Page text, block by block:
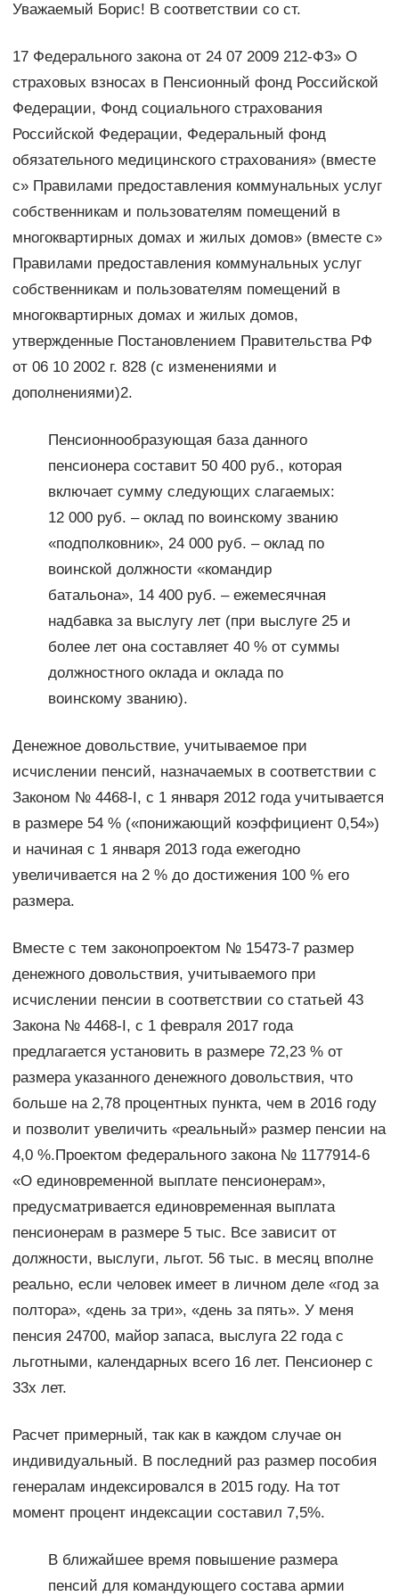
Уважаемый Борис! В соответствии со ст.
17 Федерального закона от 24 07 2009 212-ФЗ» О
страховых взносах в Пенсионный фонд Российской
Федерации, Фонд социального страхования
Российской Федерации, Федеральный фонд
обязательного медицинского страхования» (вместе
с» Правилами предоставления коммунальных услуг
собственникам и пользователям помещений в
многоквартирных домах и жилых домов» (вместе с»
Правилами предоставления коммунальных услуг
собственникам и пользователям помещений в
многоквартирных домах и жилых домов,
утвержденные Постановлением Правительства РФ
от 06 10 2002 г. 828 (с изменениями и
дополнениями)2.
Пенсионнообразующая база данного
пенсионера составит 50 400 руб., которая
включает сумму следующих слагаемых:
12 000 руб. – оклад по воинскому званию
«подполковник», 24 000 руб. – оклад по
воинской должности «командир
батальона», 14 400 руб. – ежемесячная
надбавка за выслугу лет (при выслуге 25 и
более лет она составляет 40 % от суммы
должностного оклада и оклада по
воинскому званию).
Денежное довольствие, учитываемое при
исчислении пенсий, назначаемых в соответствии с
Законом № 4468-I, с 1 января 2012 года учитывается
в размере 54 % («понижающий коэффициент 0,54»)
и начиная с 1 января 2013 года ежегодно
увеличивается на 2 % до достижения 100 % его
размера.
Вместе с тем законопроектом № 15473-7 размер
денежного довольствия, учитываемого при
исчислении пенсии в соответствии со статьей 43
Закона № 4468-I, с 1 февраля 2017 года
предлагается установить в размере 72,23 % от
размера указанного денежного довольствия, что
больше на 2,78 процентных пункта, чем в 2016 году
и позволит увеличить «реальный» размер пенсии на
4,0 %.Проектом федерального закона № 1177914-6
«О единовременной выплате пенсионерам»,
предусматривается единовременная выплата
пенсионерам в размере 5 тыс. Все зависит от
должности, выслуги, льгот. 56 тыс. в месяц вполне
реально, если человек имеет в личном деле «год за
полтора», «день за три», «день за пять». У меня
пенсия 24700, майор запаса, выслуга 22 года с
льготными, календарных всего 16 лет. Пенсионер с
33х лет.
Расчет примерный, так как в каждом случае он
индивидуальный. В последний раз размер пособия
генералам индексировался в 2015 году. На тот
момент процент индексации составил 7,5%.
В ближайшее время повышение размера
пенсий для командующего состава армии